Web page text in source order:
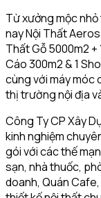
Từ xưởng mộc
nay Nội Thất
Thất Gỗ 5000m2 +
Cáo 300m2 & 1
cùng với máy móc
thị trường nội địa
Công Ty CP Xây
kinh nghiệm
gói với các thế
sạn, nhà thuốc,
doanh, Quán